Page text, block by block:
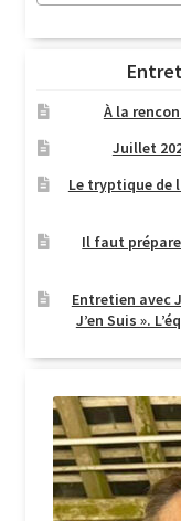
À la
Juillet
Le tryptique de
Il faut
Entretien avec
J’en Suis ».